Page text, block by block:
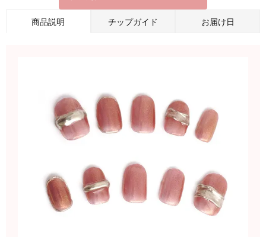
商品説明 チップガイド お届け日